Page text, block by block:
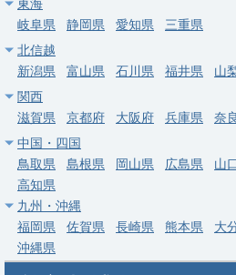
給与 年収 1,300万円
常勤
俸1,300～2,000万円、当直なし可、
求人病院名
募集科目 内科 消化器内科
勤務地
給与 年収 1,300万円
東海
岐阜県
静岡県 愛知県
三重県
北信越
新潟県
富山県 石川県 福井県 山
関西
滋賀県
京都府 大阪府 兵庫県 奈
中国・四国
鳥取県
島根県 岡山県 広島県 山
高知県
九州・沖縄
福岡県
佐賀県 長崎県 熊本県 大
沖縄県